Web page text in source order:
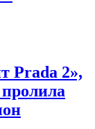
Prada 2»,